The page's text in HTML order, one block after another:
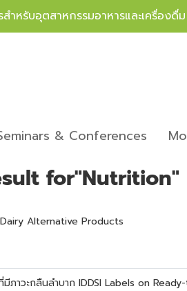
ำหรับอุตสาหกรรมอาหารและเครื่อง
& Conferences
for"Nutrition"
Alternative Products
ภาวะกลืนลำบาก IDDSI Labels on